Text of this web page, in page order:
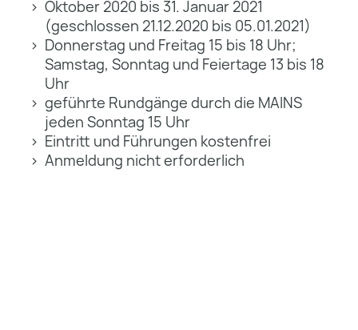
Oktober 2020 bis 31. Januar 2021
(geschlossen 21.12.2020 bis 05.01.2021)
Donnerstag und Freitag 15 bis 18 Uhr;
Samstag, Sonntag und Feiertage 13 bis 18
Uhr
geführte Rundgänge durch die MAINS
jeden Sonntag 15 Uhr
Eintritt und Führungen kostenfrei
Anmeldung nicht erforderlich